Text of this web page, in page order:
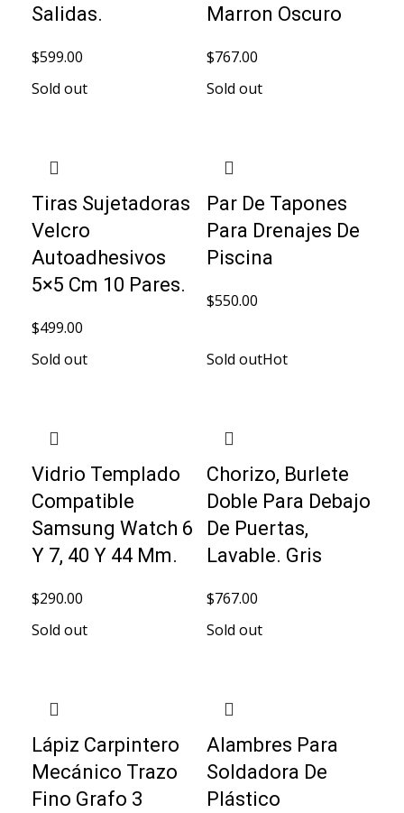
Salidas.
$599.00
Marron Oscuro
$767.00
Sold out
Tiras Sujetadoras
Velcro
Autoadhesivos
5×5 Cm 10 Pares.
$499.00
Sold out
Par De Tapones
Para Drenajes De
Piscina
$550.00
Sold out
Vidrio Templado
Compatible
Samsung Watch 6
Y 7, 40 Y 44 Mm.
$290.00
Sold outHot
Chorizo, Burlete
Doble Para Debajo
De Puertas,
Lavable. Gris
$767.00
Sold out
Lápiz Carpintero
Mecánico Trazo
Fino Grafo 3
Sold out
Alambres Para
Soldadora De
Plástico